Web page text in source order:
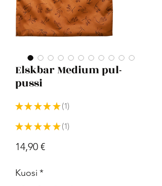
Elskbar Medium pul-
pussi
★ ★ ★ ★ ★ 1
1
★ ★ ★ ★ ★ 1
1
14,90 €Hinta
Kuosi *